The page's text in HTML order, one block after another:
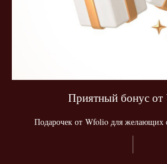
Приятный бонус
Подарочек от Wfolio для желающих